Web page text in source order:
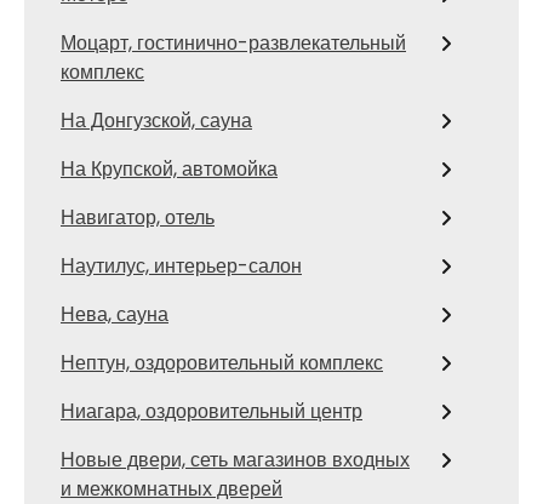
Моцарт, гостинично-развлекательный
комплекс
На Донгузской, сауна
На Крупской, автомойка
Навигатор, отель
Наутилус, интерьер-салон
Нева, сауна
Нептун, оздоровительный комплекс
Ниагара, оздоровительный центр
Новые двери, сеть магазинов входных
и межкомнатных дверей